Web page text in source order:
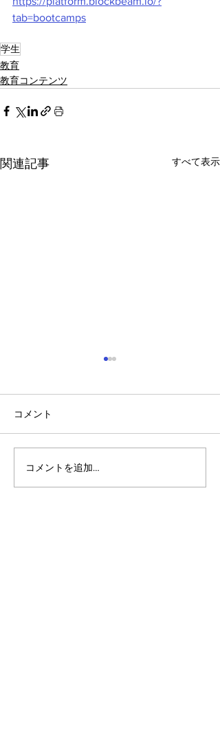
tab=bootcamps
学生
教育
教育コンテンツ
関連記事 すべて表示
アルゴランドのポスト量
子暗号（PQC）ロードマ
コメント
コメントを追加…